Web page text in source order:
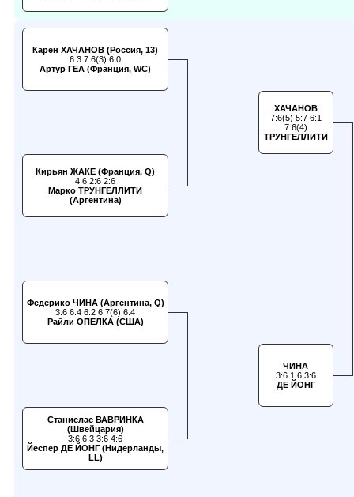
Карен ХАЧАНОВ (Россия, 13)
6:3 7:6(3) 6:0
Артур ГЕА (Франция, WC)
Кирьян ЖАКЕ (Франция, Q)
4:6 2:6 2:6
Марко ТРУНГЕЛЛИТИ
(Аргентина)
Федерико ЧИНА (Аргентина, Q)
3:6 6:4 6:2 6:7(6) 6:4
Райли ОПЕЛКА (США)
Станислас ВАВРИНКА
(Швейцария)
3:6 6:3 3:6 4:6
Йеспер ДЕ ЙОНГ (Нидерланды,
LL)
ХАЧАНОВ
7:6(5) 5:7 6:1
7:6(4)
ТРУНГЕЛЛИТИ
ЧИНА
3:6 1:6 3:6
ДЕ ЙОНГ